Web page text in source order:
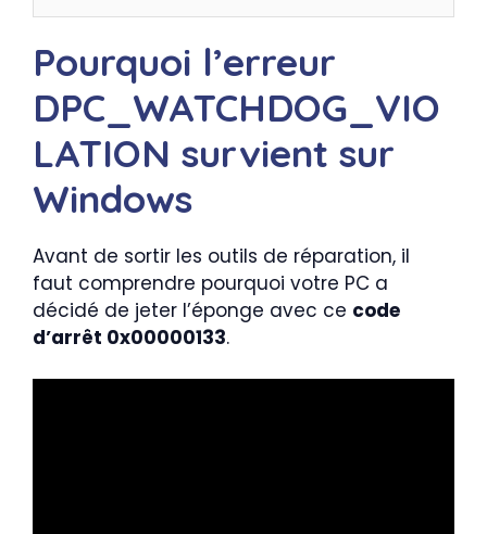
Pourquoi l’erreur
DPC_WATCHDOG_VIO
LATION survient sur
Windows
Avant de sortir les outils de réparation, il
faut comprendre pourquoi votre PC a
décidé de jeter l’éponge avec ce code
d’arrêt 0x00000133.